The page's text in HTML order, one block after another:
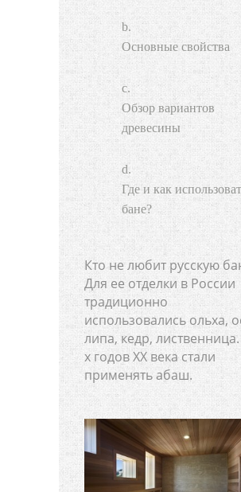
Основные свойства
Обзор вариантов
древесины
Где и как
бане?
Кто не любит русскую
Для ее отделки в России
традиционно
использовались ольха,
липа, кедр,
х годов ХХ века стали
применять абаш.